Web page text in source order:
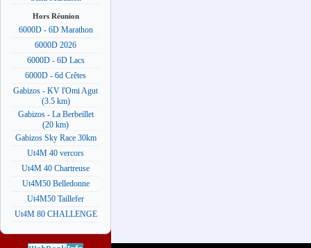
Hors Réunion
6000D - 6D Marathon
6000D 2026
6000D - 6D Lacs
6000D - 6d Crêtes
Gabizos - KV l'Omi Agut
(3.5 km)
Gabizos - La Berbeillet
(20 km)
Gabizos Sky Race 30km
Ut4M 40 vercors
Ut4M 40 Chartreuse
Ut4M50 Belledonne
Ut4M50 Taillefer
Ut4M 80 CHALLENGE